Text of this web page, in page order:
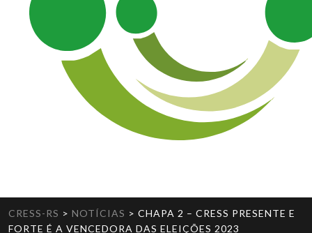
CRESS-RS > NOTÍCIAS > CHAPA 2 – CRESS PRESENTE E
FORTE É A VENCEDORA DAS ELEIÇÕES 2023